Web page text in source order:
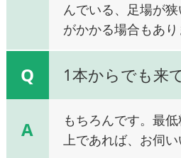
んでいる、足場が
がかかる場合もあり
Q 1本からでも来
A
もちろんです。最
上であれば、お伺い